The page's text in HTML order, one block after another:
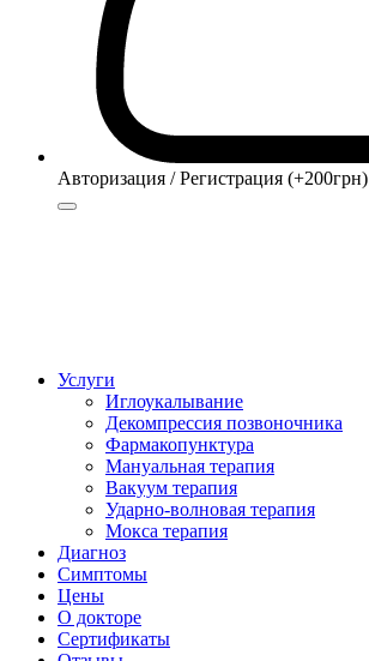
Авторизация / Регистрация (+200грн)
Услуги
Иглоукалывание
Декомпрессия позвоночника
Фармакопунктура
Мануальная терапия
Вакуум терапия
Ударно-волновая терапия
Мокса терапия
Диагноз
Симптомы
Цены
О докторе
Сертификаты